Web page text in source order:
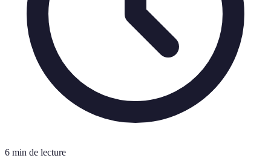
6 min de lecture